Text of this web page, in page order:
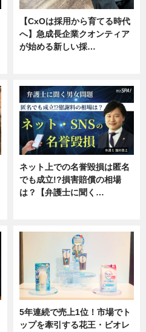
【CxOは採用から育てる時代
へ】急成長企業クオンティア
が始める新しい採…
ネット上での名誉毀損は匿名
でも成立!?損害賠償の相場
は？【弁護士に聞く…
5年連続で売上1位！市場でト
ップを牽引する花王・ビオレ